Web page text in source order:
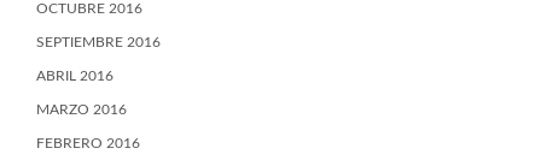
OCTUBRE 2016
SEPTIEMBRE 2016
ABRIL 2016
MARZO 2016
FEBRERO 2016